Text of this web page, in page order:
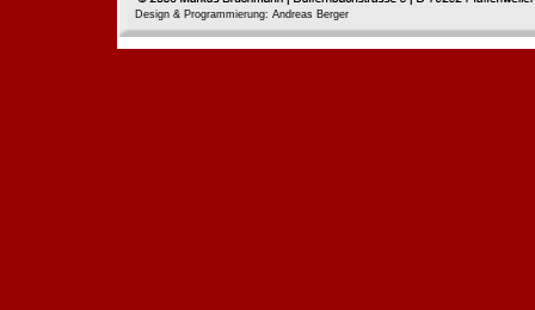
Design & Programmierung: Andreas Berger